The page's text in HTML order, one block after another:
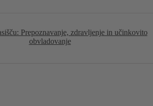
Prepoznavanje, zdravljenje in učinkovito
obvladovanje